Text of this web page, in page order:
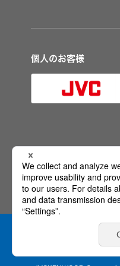
個人のお客様
公式SNS
ウェブアクセシビリティ方針
情報セキュリティ基本方針